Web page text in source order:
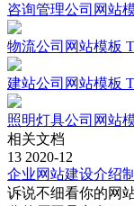
咨询管理公司网站
物流公司网站模板
建站公司网站模板
照明灯具公司网站
相关文档
13 2020-12
企业网站建设介绍
诉说不细看你的网